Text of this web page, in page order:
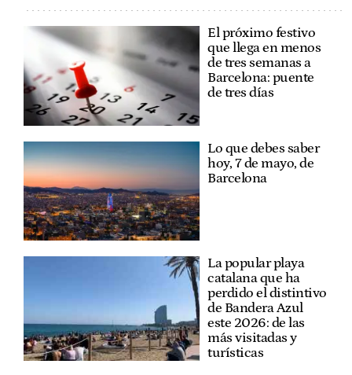
El próximo festivo
que llega en menos
de tres semanas a
Barcelona: puente
de tres días
Lo que debes saber
hoy, 7 de mayo, de
Barcelona
La popular playa
catalana que ha
perdido el distintivo
de Bandera Azul
este 2026: de las
más visitadas y
turísticas